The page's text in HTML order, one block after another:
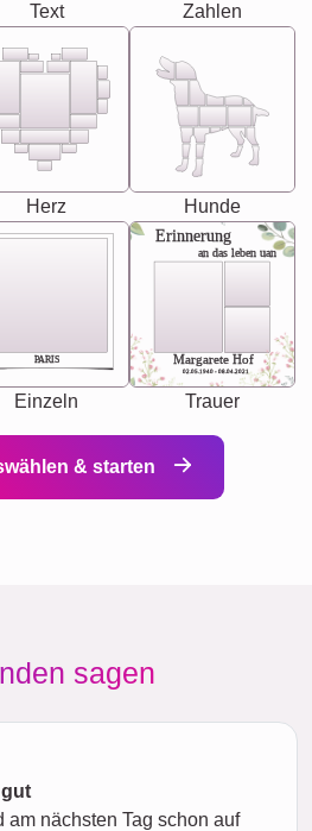
Text Zahlen
Herz Hunde
PARIS
Einzeln
Erinnerung
an das leben uan
Margarete Hof
02.05.1940 - 08.04.2021
Trauer
& starten
sagen
am nächsten Tag schon auf